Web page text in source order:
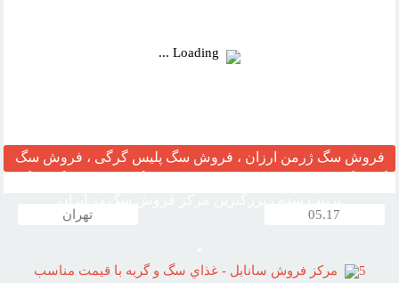
فروش سگ ژرمن ارزان ، فروش سگ پلیس گرگی ، فروش سگ
05.17 تهران
5
مرکز فروش سانابل - غذاي سگ و گربه با قيمت مناسب